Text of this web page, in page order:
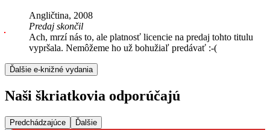
Angličtina, 2008
Predaj skončil
Ach, mrzí nás to, ale platnosť licencie na predaj tohto titulu
vypršala. Nemôžeme ho už bohužiaľ predávať :-(
Ďalšie e-knižné vydania
Naši škriatkovia odporúčajú
Predchádzajúce Ďalšie